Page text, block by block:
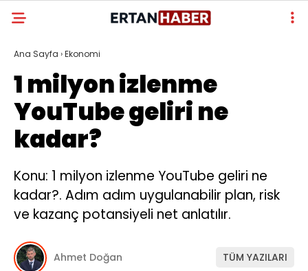
Ana Sayfa ›Ekonomi
1 milyon izlenme
YouTube geliri ne
kadar?
Konu: 1 milyon izlenme YouTube geliri ne
kadar?. Adım adım uygulanabilir plan, risk
ve kazanç potansiyeli net anlatılır.
Ahmet Doğan TÜM YAZILARI